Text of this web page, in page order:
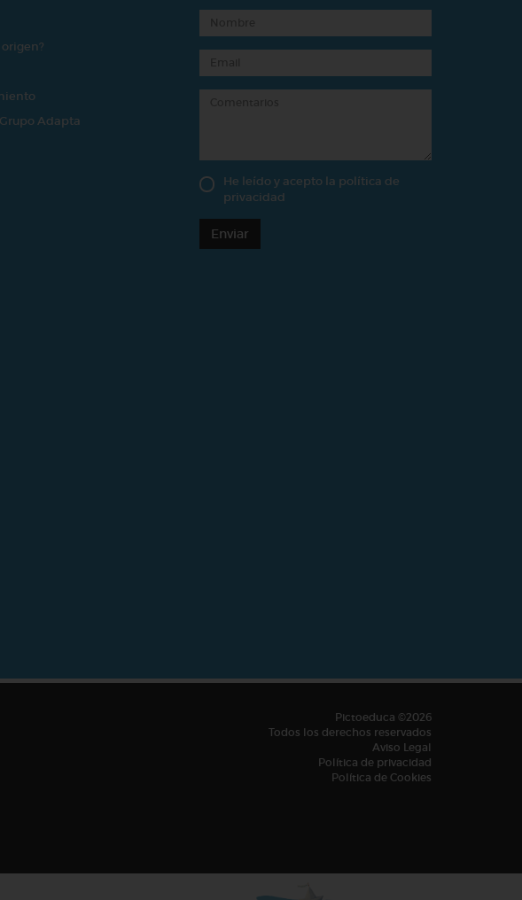
origen?
Adapta
He leído y acepto la política de
privacidad
Enviar
Pictoeduca ©2026
Todos los derechos reservados
Aviso Legal
Política de privacidad
Política de Cookies